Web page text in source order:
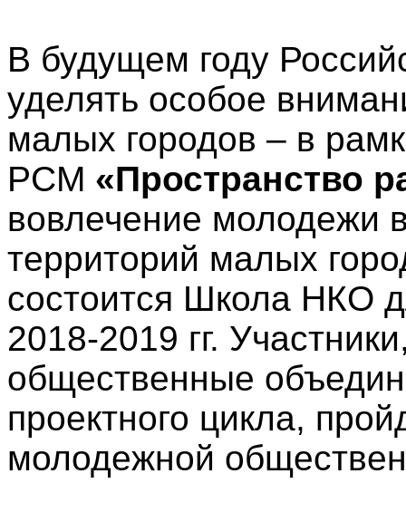
В будущем году
уделять особое
малых городов – в
РСМ «Пространство
вовлечение молодежи
территорий малых
состоится Школа НКО
2018-2019 гг.
общественные
проектного цикла,
молодежной